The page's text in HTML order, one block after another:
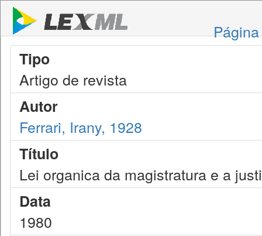
Tipo
Artigo de revista
Autor
Ferrari, Irany, 1928
Título
Lei organica da magistratura e a
Data
1980